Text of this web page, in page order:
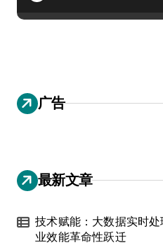
广告
最新文章
技术赋能：大数据实时
业效能革命性跃迁